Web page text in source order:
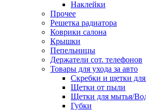
Наклейки
Прочее
Решетка радиатора
Коврики салона
Крышки
Пепельницы
Держатели сот. телефонов
Товары для ухода за авто
Скребки и щетки для
Щетки от пыли
Щетки для мытья/
Губки